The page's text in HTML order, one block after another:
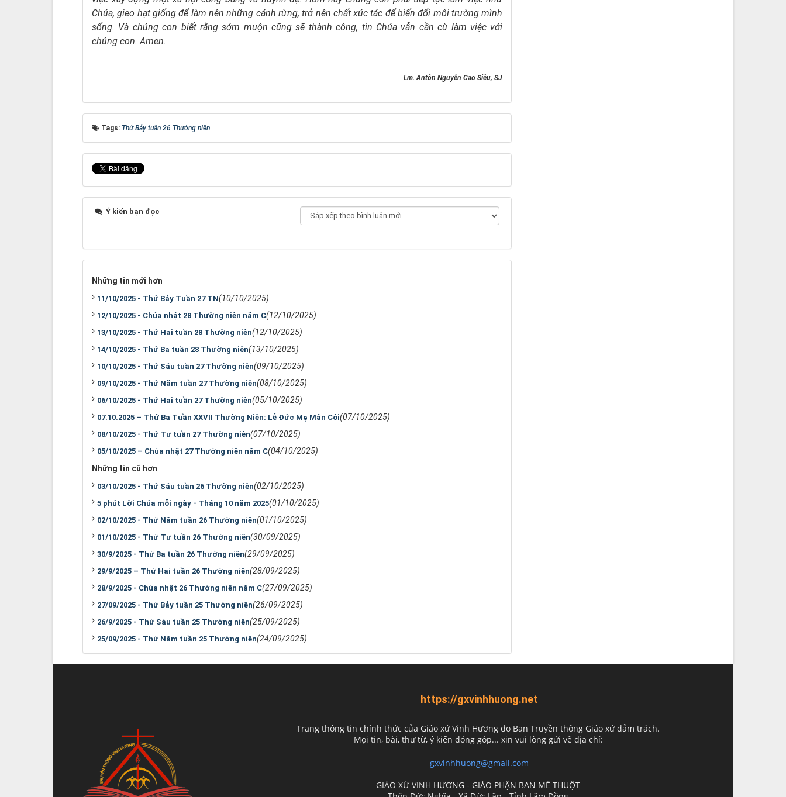
Chúa,gieo hạt giống để làm nên những cánh rừng,trở nên chất xúc tác để biến đổi môi trường mình
sống. Và chúng con biết rằng sớm muộn cũng sẽ thành công, tin Chúa vẫn cần cù làm việc với
chúng con. Amen.
Lm. Antôn Nguyễn Cao Siêu, SJ
Tags: Thứ Bảy tuần 26 Thường niên
Ý kiến bạn đọc
Những tin mới hơn
11/10/2025 - Thứ Bảy Tuần 27 TN(10/10/2025)
12/10/2025 - Chúa nhật 28 Thường niên năm C(12/10/2025)
13/10/2025 - Thứ Hai tuần 28 Thường niên(12/10/2025)
14/10/2025 - Thứ Ba tuần 28 Thường niên(13/10/2025)
10/10/2025 - Thứ Sáu tuần 27 Thường niên(09/10/2025)
09/10/2025 - Thứ Năm tuần 27 Thường niên(08/10/2025)
06/10/2025 - Thứ Hai tuần 27 Thường niên(05/10/2025)
07.10.2025 – Thứ Ba Tuần XXVII Thường Niên: Lễ Đức Mẹ Mân Côi(07/10/2025)
08/10/2025 - Thứ Tư tuần 27 Thường niên(07/10/2025)
05/10/2025 – Chúa nhật 27 Thường niên năm C(04/10/2025)
Những tin cũ hơn
03/10/2025 - Thứ Sáu tuần 26 Thường niên(02/10/2025)
5 phút Lời Chúa mỗi ngày - Tháng 10 năm 2025(01/10/2025)
02/10/2025 - Thứ Năm tuần 26 Thường niên(01/10/2025)
01/10/2025 - Thứ Tư tuần 26 Thường niên(30/09/2025)
30/9/2025 - Thứ Ba tuần 26 Thường niên(29/09/2025)
29/9/2025 – Thứ Hai tuần 26 Thường niên(28/09/2025)
28/9/2025 - Chúa nhật 26 Thường niên năm C(27/09/2025)
27/09/2025 - Thứ Bảy tuần 25 Thường niên(26/09/2025)
26/9/2025 - Thứ Sáu tuần 25 Thường niên(25/09/2025)
25/09/2025 - Thứ Năm tuần 25 Thường niên(24/09/2025)
https://gxvinhhuong.net
Trang thông tin chính thức của Giáo xứ Vinh Hương do Ban Truyền thông Giáo xứ đảm trách.
Mọi tin, bài, thư từ, ý kiến đóng góp... xin vui lòng gửi về địa chỉ:
gxvinhhuong@gmail.com
GIÁO XỨ VINH HƯƠNG - GIÁO PHẬN BAN MÊ THUỘT